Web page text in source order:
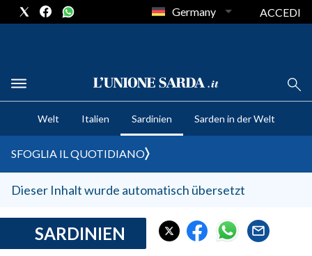
CRONACA SARDEGNA
CAGLIARI
SULCIS IGLESIENTE
MEDIO CAMPIDANO
SASSARI E PROVINCIA
GALLURA
Germany ACCEDI
Welt Italien Sardinien Sarden in der Welt
SFOGLIA IL QUOTIDIANO
Dieser Inhalt wurde automatisch übersetzt
SARDINIEN